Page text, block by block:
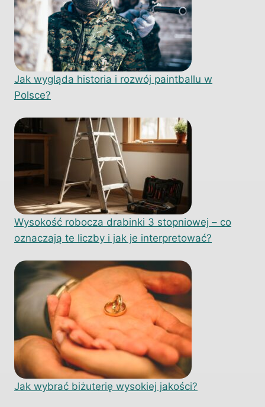
Jak wygląda historia i rozwój paintballu w
Polsce?
Wysokość robocza drabinki 3 stopniowej – co
oznaczają te liczby i jak je interpretować?
Jak wybrać biżuterię wysokiej jakości?